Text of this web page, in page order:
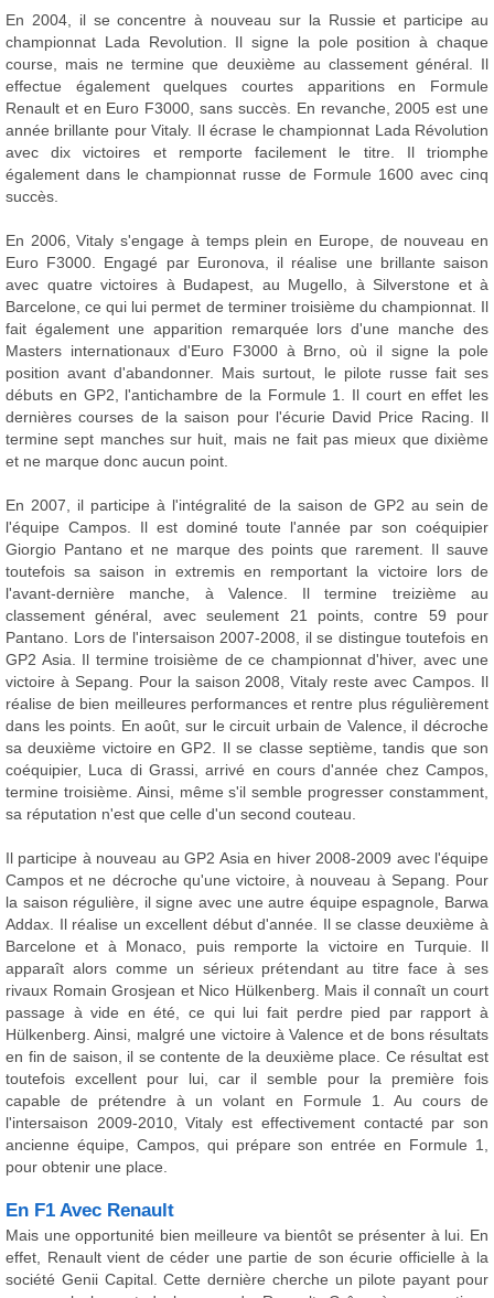
En 2004, il se concentre à nouveau sur la Russie et participe au
championnat Lada Revolution. Il signe la pole position à chaque
course, mais ne termine que deuxième au classement général. Il
effectue également quelques courtes apparitions en Formule
Renault et en Euro F3000, sans succès. En revanche, 2005 est une
année brillante pour Vitaly. Il écrase le championnat Lada Révolution
avec dix victoires et remporte facilement le titre. Il triomphe
également dans le championnat russe de Formule 1600 avec cinq
succès.
En 2006, Vitaly s'engage à temps plein en Europe, de nouveau en
Euro F3000. Engagé par Euronova, il réalise une brillante saison
avec quatre victoires à Budapest, au Mugello, à Silverstone et à
Barcelone, ce qui lui permet de terminer troisième du championnat. Il
fait également une apparition remarquée lors d'une manche des
Masters internationaux d'Euro F3000 à Brno, où il signe la pole
position avant d'abandonner. Mais surtout, le pilote russe fait ses
débuts en GP2, l'antichambre de la Formule 1. Il court en effet les
dernières courses de la saison pour l'écurie David Price Racing. Il
termine sept manches sur huit, mais ne fait pas mieux que dixième
et ne marque donc aucun point.
En 2007, il participe à l'intégralité de la saison de GP2 au sein de
l'équipe Campos. Il est dominé toute l'année par son coéquipier
Giorgio Pantano et ne marque des points que rarement. Il sauve
toutefois sa saison in extremis en remportant la victoire lors de
l'avant-dernière manche, à Valence. Il termine treizième au
classement général, avec seulement 21 points, contre 59 pour
Pantano. Lors de l'intersaison 2007-2008, il se distingue toutefois en
GP2 Asia. Il termine troisième de ce championnat d'hiver, avec une
victoire à Sepang. Pour la saison 2008, Vitaly reste avec Campos. Il
réalise de bien meilleures performances et rentre plus régulièrement
dans les points. En août, sur le circuit urbain de Valence, il décroche
sa deuxième victoire en GP2. Il se classe septième, tandis que son
coéquipier, Luca di Grassi, arrivé en cours d'année chez Campos,
termine troisième. Ainsi, même s'il semble progresser constamment,
sa réputation n'est que celle d'un second couteau.
Il participe à nouveau au GP2 Asia en hiver 2008-2009 avec l'équipe
Campos et ne décroche qu'une victoire, à nouveau à Sepang. Pour
la saison régulière, il signe avec une autre équipe espagnole, Barwa
Addax. Il réalise un excellent début d'année. Il se classe deuxième à
Barcelone et à Monaco, puis remporte la victoire en Turquie. Il
apparaît alors comme un sérieux prétendant au titre face à ses
rivaux Romain Grosjean et Nico Hülkenberg. Mais il connaît un court
passage à vide en été, ce qui lui fait perdre pied par rapport à
Hülkenberg. Ainsi, malgré une victoire à Valence et de bons résultats
en fin de saison, il se contente de la deuxième place. Ce résultat est
toutefois excellent pour lui, car il semble pour la première fois
capable de prétendre à un volant en Formule 1. Au cours de
l'intersaison 2009-2010, Vitaly est effectivement contacté par son
ancienne équipe, Campos, qui prépare son entrée en Formule 1,
pour obtenir une place.
En F1 Avec Renault
Mais une opportunité bien meilleure va bientôt se présenter à lui. En
effet, Renault vient de céder une partie de son écurie officielle à la
société Genii Capital. Cette dernière cherche un pilote payant pour